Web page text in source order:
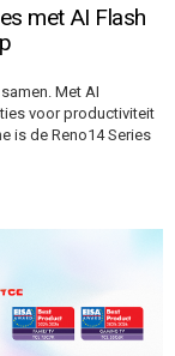
met AI Flash
Met AI
voor productiviteit
is de Reno14 Series